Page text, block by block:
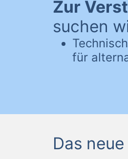
Zur
suchen
für
Das